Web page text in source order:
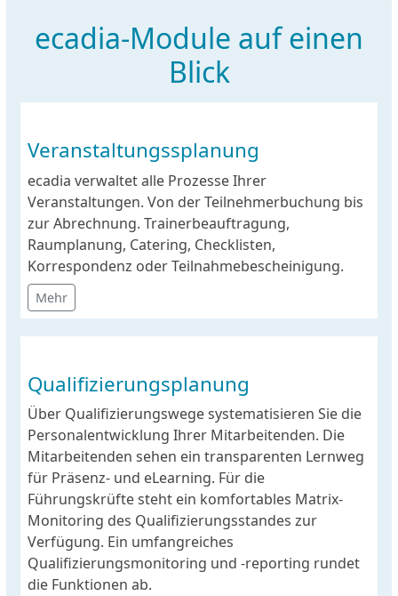
ecadia-Module auf einen
Blick
Veranstaltungssplanung
ecadia verwaltet alle Prozesse Ihrer
Veranstaltungen. Von der Teilnehmerbuchung bis
zur Abrechnung. Trainerbeauftragung,
Raumplanung, Catering, Checklisten,
Korrespondenz oder Teilnahmebescheinigung.
Mehr
Qualifizierungsplanung
Über Qualifizierungswege systematisieren Sie die
Personalentwicklung Ihrer Mitarbeitenden. Die
Mitarbeitenden sehen ein transparenten Lernweg
für Präsenz- und eLearning. Für die
Führungskrüfte steht ein komfortables Matrix-
Monitoring des Qualifizierungsstandes zur
Verfügung. Ein umfangreiches
Qualifizierungsmonitoring und -reporting rundet
die Funktionen ab.